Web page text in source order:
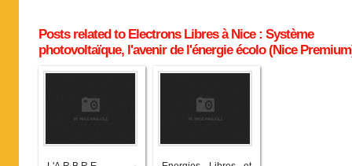
Posts related to Electrons Libres à Nice : Système
photovoltaïque, l'avenir de l'énergie écolo (Nice